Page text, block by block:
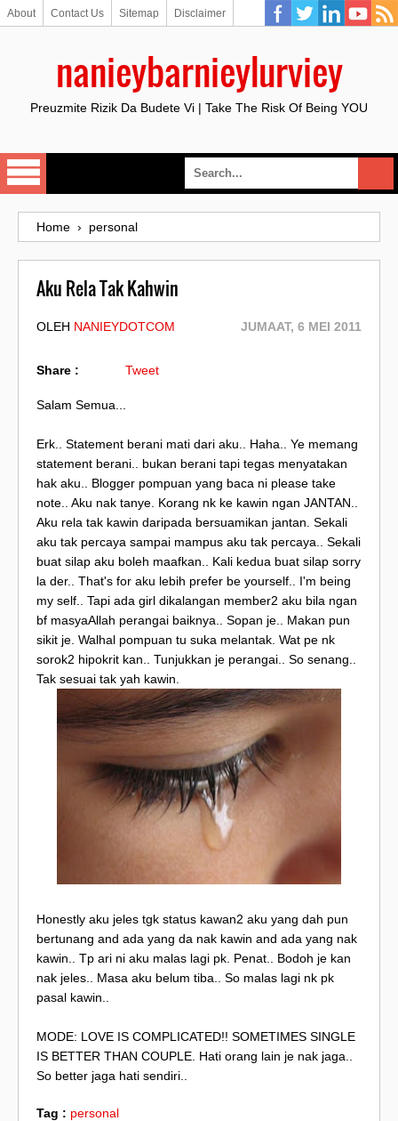
About Contact Us Sitemap Disclaimer
nanieybarnieylurviey
Preuzmite Rizik Da Budete Vi | Take The Risk Of Being YOU
Home › personal
Aku Rela Tak Kahwin
OLEH NANIEYDOTCOM JUMAAT, 6 MEI 2011
Share : Tweet
Salam Semua...
Erk.. Statement berani mati dari aku.. Haha.. Ye memang
statement berani.. bukan berani tapi tegas menyatakan
hak aku.. Blogger pompuan yang baca ni please take
note.. Aku nak tanye. Korang nk ke kawin ngan JANTAN..
Aku rela tak kawin daripada bersuamikan jantan. Sekali
aku tak percaya sampai mampus aku tak percaya.. Sekali
buat silap aku boleh maafkan.. Kali kedua buat silap sorry
la der.. That's for aku lebih prefer be yourself.. I'm being
my self.. Tapi ada girl dikalangan member2 aku bila ngan
bf masyaAllah perangai baiknya.. Sopan je.. Makan pun
sikit je. Walhal pompuan tu suka melantak. Wat pe nk
sorok2 hipokrit kan.. Tunjukkan je perangai.. So senang..
Tak sesuai tak yah kawin.
Honestly aku jeles tgk status kawan2 aku yang dah pun
bertunang and ada yang da nak kawin and ada yang nak
kawin.. Tp ari ni aku malas lagi pk. Penat.. Bodoh je kan
nak jeles.. Masa aku belum tiba.. So malas lagi nk pk
pasal kawin..
MODE: LOVE IS COMPLICATED!! SOMETIMES SINGLE
IS BETTER THAN COUPLE. Hati orang lain je nak jaga..
So better jaga hati sendiri..
Tag : personal